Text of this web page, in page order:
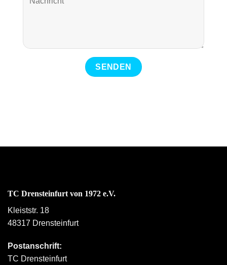
TC Drensteinfurt von 1972 e.V.
Kleiststr. 18
48317 Drensteinfurt
Postanschrift:
TC Drensteinfurt